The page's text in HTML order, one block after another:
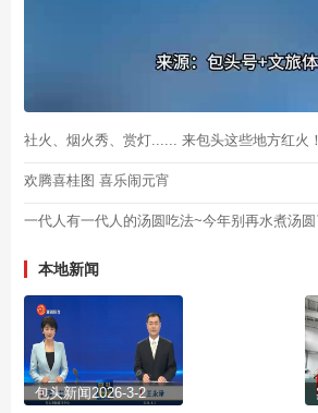
社火、烟火秀、赏灯...... 来包头这些地方红火！
欢腾喜桂图 喜乐闹元宵
本地新闻
包头新闻2026-3-2